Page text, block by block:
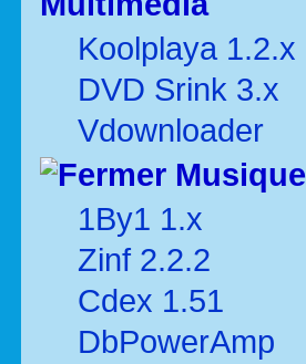
Koolplaya 1.2.x
DVD Srink 3.x
Vdownloader
Musique
1By1 1.x
Zinf 2.2.2
Cdex 1.51
DbPowerAmp